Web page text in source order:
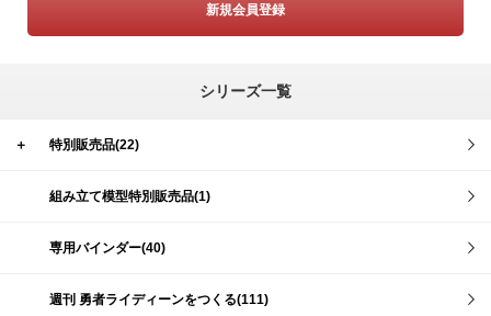
新規会員登録
シリーズ一覧
＋ 特別販売品(22)
組み立て模型特別販売品(1)
専用バインダー(40)
週刊 勇者ライディーンをつくる(111)